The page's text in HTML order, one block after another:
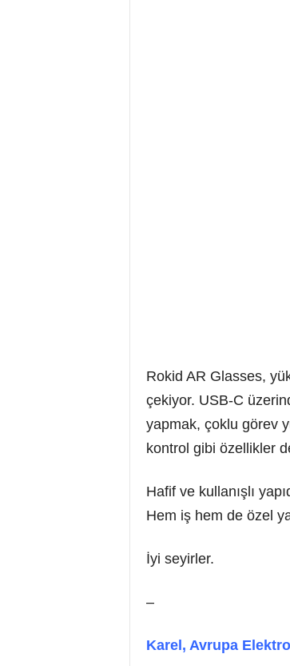
Rokid AR Glasses,
çekiyor. USB-C
yapmak, çoklu görev
kontrol gibi özellikler
Hafif ve kullanışlı
Hem iş hem de özel
İyi seyirler.
–
Karel, Avrupa